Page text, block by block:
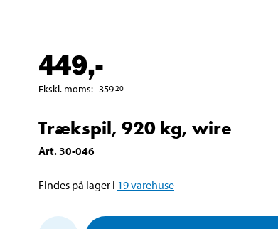
449,-
Ekskl. moms: 359 20
Trækspil, 920 kg, wire
Art.30-046
Findes på lager i 19varehuse